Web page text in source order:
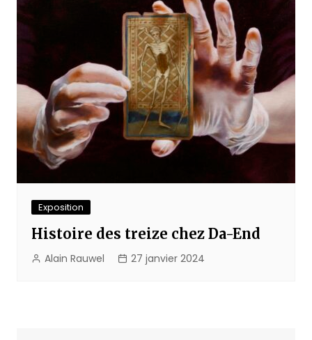
Exposition
Histoire des treize chez Da-End
Alain Rauwel 27 janvier 2024